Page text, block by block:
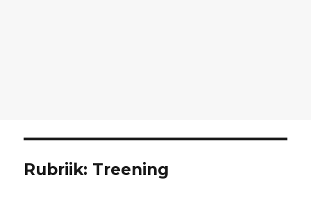
Rubriik: Treening